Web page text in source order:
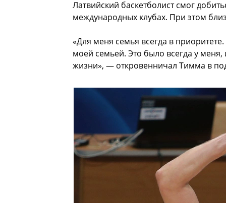
Латвийский баскетболист смог
международных клубах. При этом
«Для меня семья всегда в
моей семьей. Это было всегда у
жизни», — откровенничал Тимма в